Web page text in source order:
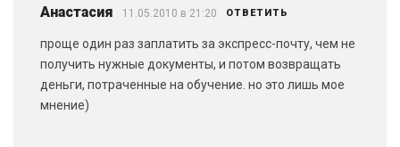
Анастасия 11.05.2010 в 21:20 ОТВЕТИТЬ
проще один раз заплатить за экспресс-почту, чем не
получить нужные документы, и потом возвращать
деньги, потраченные на обучение. но это лишь мое
мнение)